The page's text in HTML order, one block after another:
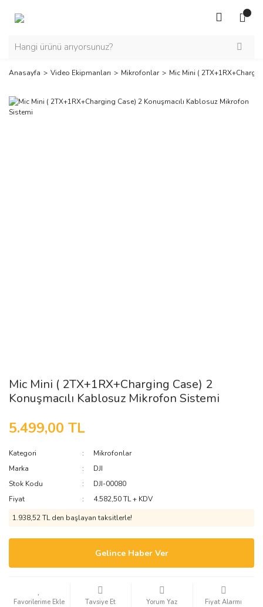
Anasayfa Video Ekipmanları Mikrofonlar Mic Mini (
Mic Mini ( 2TX+1RX+Charging Case) 2
Konuşmacılı Kablosuz Mikrofon Sistemi
5.499,00 TL
Kategori
Mikrofonlar
Marka
DJI
Stok Kodu
DJI-00080
Fiyat
4.582,50 TL + KDV
1.938,52 TL den başlayan taksitlerle!
Gelince Haber Ver
Tavsiye Et Yorum Yaz Fiyat Alarmı